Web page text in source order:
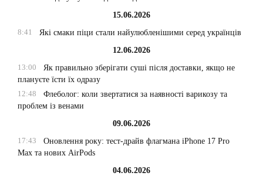
15.06.2026
8:41
Які смаки піци стали найулюбленішими серед українців
12.06.2026
13:00
Як правильно зберігати суші після доставки, якщо не
плануєте їсти їх одразу
12:48
Флеболог: коли звертатися за наявності варикозу та
проблем із венами
09.06.2026
17:43
Оновлення року: тест-драйв флагмана iPhone 17 Pro
Max та нових AirPods
04.06.2026